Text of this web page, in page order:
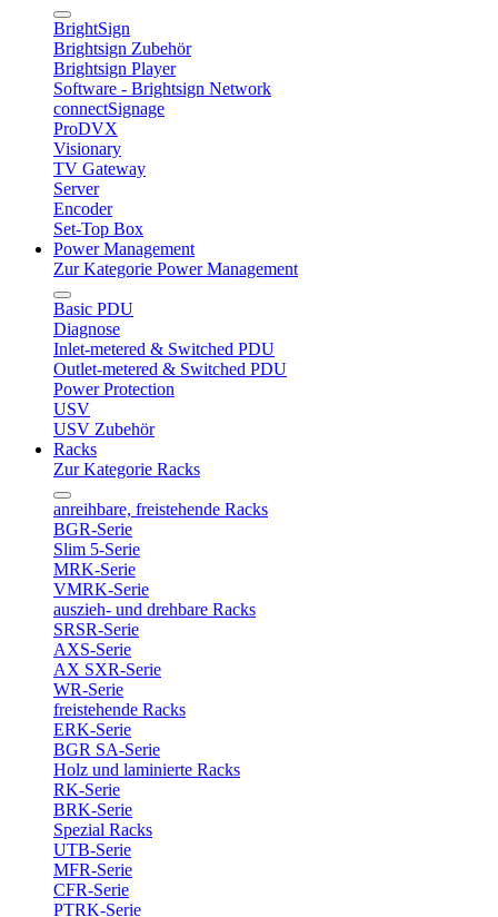
BrightSign
Brightsign Zubehör
Brightsign Player
Software - Brightsign Network
connectSignage
ProDVX
Visionary
TV Gateway
Server
Encoder
Set-Top Box
Power Management
Zur Kategorie Power Management
Basic PDU
Diagnose
Inlet-metered & Switched PDU
Outlet-metered & Switched PDU
Power Protection
USV
USV Zubehör
Racks
Zur Kategorie Racks
anreihbare, freistehende Racks
BGR-Serie
Slim 5-Serie
MRK-Serie
VMRK-Serie
auszieh- und drehbare Racks
SRSR-Serie
AXS-Serie
AX SXR-Serie
WR-Serie
freistehende Racks
ERK-Serie
BGR SA-Serie
Holz und laminierte Racks
RK-Serie
BRK-Serie
Spezial Racks
UTB-Serie
MFR-Serie
CFR-Serie
PTRK-Serie